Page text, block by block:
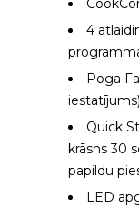
4
Poga
iestatījums)
Quick
krāsns 30
papildu
LED